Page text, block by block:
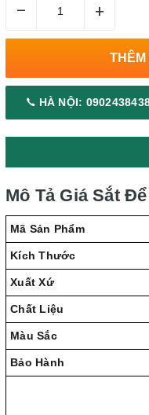
– +
THÊM
HÀ NỘI:
Mô Tả Giá Sắt
Mã Sản Phẩm
Kích Thước
Xuất Xứ
Chất Liệu
Màu Sắc
Bảo Hành